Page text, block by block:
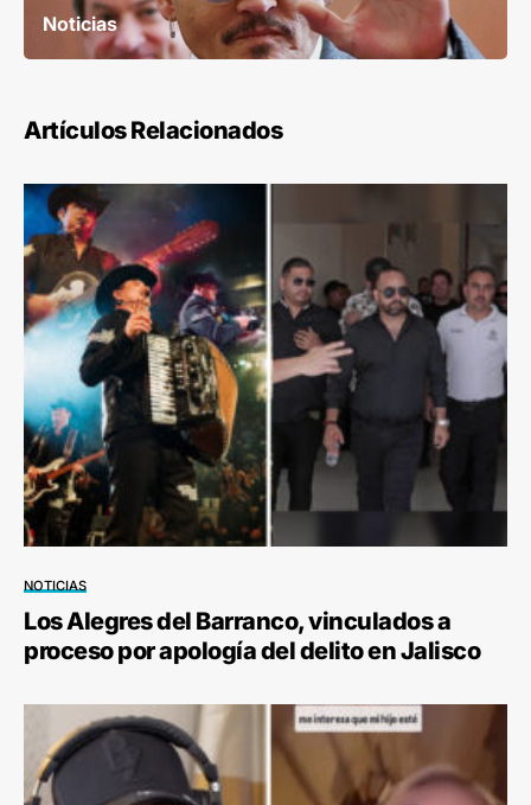
Noticias
Artículos Relacionados
NOTICIAS
Los Alegres del Barranco, vinculados a
proceso por apología del delito en Jalisco